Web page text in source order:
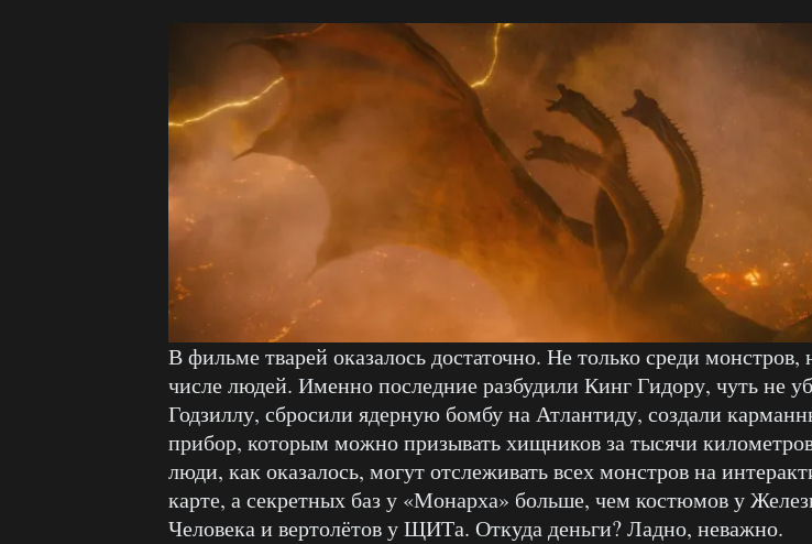
В фильме тварей оказалось достаточно. Не только среди монстров,
числе людей. Именно последние разбудили Кинг Гидору, чуть не
Годзиллу, сбросили ядерную бомбу на Атлантиду, создали
прибор, которым можно призывать хищников за тысячи
люди, как оказалось, могут отслеживать всех монстров на
карте, а секретных баз у «Монарха» больше, чем костюмов у
Человека и вертолётов у ЩИТа. Откуда деньги? Ладно, неважно.